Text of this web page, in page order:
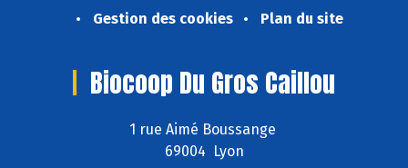
Gestion des cookies
Plan du site
Biocoop Du Gros Caillou
1 rue Aimé Boussange
69004 Lyon